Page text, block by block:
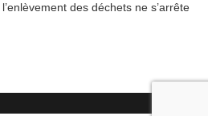
des déchets ne s’arrête